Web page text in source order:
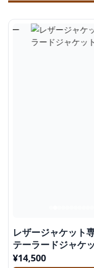
レザージャケット
テーラードジャケ
¥14,500